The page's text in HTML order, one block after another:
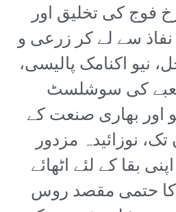
فوج کی تخلیق اور
سے لے کر زرعی و
نیو اکنامک پالیسی،
کی سوشلسٹ
اور بھاری صنعت کے
نوزائیدہ مزدور
بقا کے لئے اٹھائے
کا حتمی مقصد روس